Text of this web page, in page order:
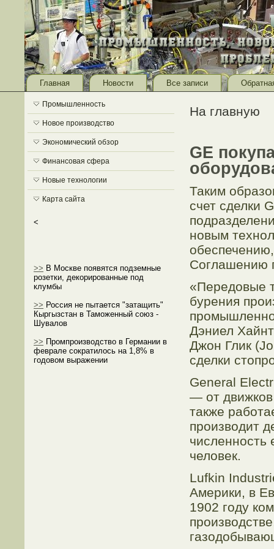
Главная Новости Все записи
Промышленность
Новое производство
Экономический обзор
Финансовая сфера
Новые технологии
Карта сайта
<
>> В Москве появятся подземные
розетки, декорированные под
клумбы
>> Россия не пытается "затащить"
Кыргызстан в Таможенный союз -
Шувалов
>> Промпроизводство в Германии в
феврале сократилось на 1,8% в
годовом выражении
На главную
GE
Таким
счет сделки
новым
Соглашению
«Передовые
бурения
Дэниел
Джон Глик
сделки
General
— от движков
также
производит
численность
человек.
Lufkin
Америки, в
1902 году